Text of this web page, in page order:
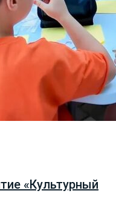
«Культурный